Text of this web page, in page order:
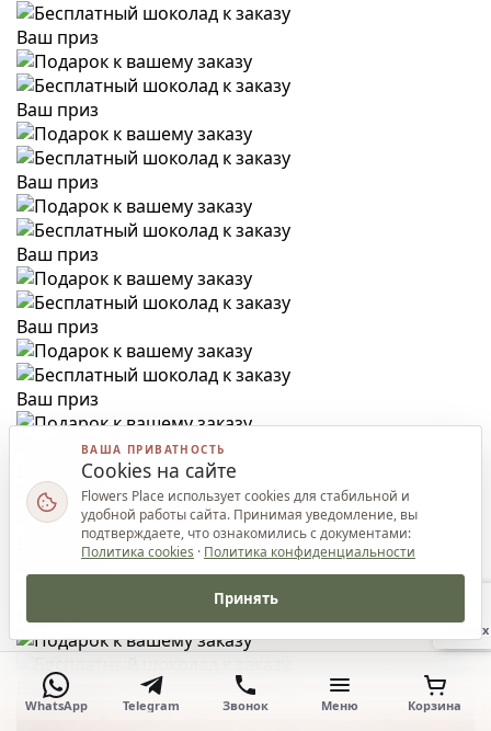
Ваш приз
Ваш приз
Ваш приз
Ваш приз
Ваш приз
Ваш приз
Ваш приз
Ваш приз
Ваш приз
Ваш приз
WhatsApp Telegram Звонок Меню Корзина
Наверх
ВАША ПРИВАТНОСТЬ
Cookies на сайте
Flowers Place использует cookies для стабильной и
удобной работы сайта. Принимая уведомление, вы
подтверждаете, что ознакомились с документами:
Политика cookies · Политика конфиденциальности
Принять